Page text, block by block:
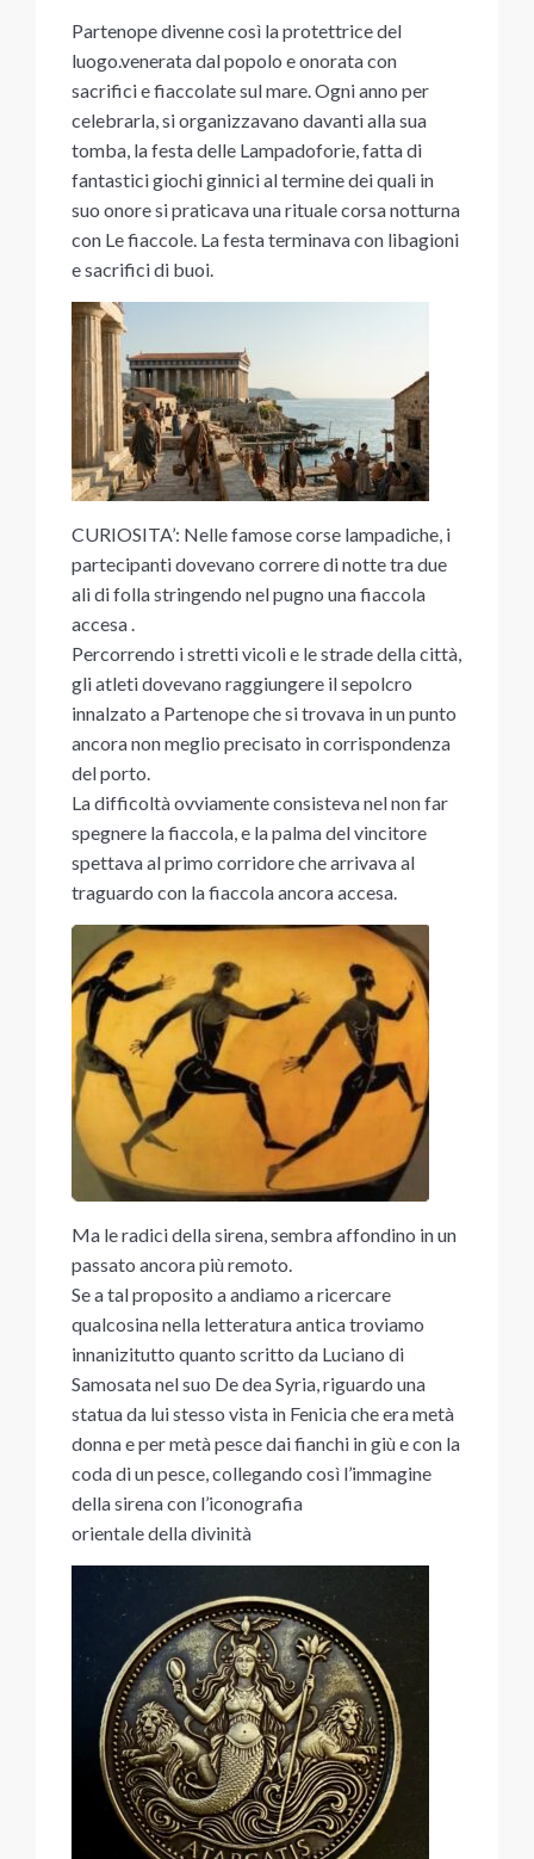
Partenope divenne così la protettrice del
luogo.venerata dal popolo e onorata con
sacrifici e fiaccolate sul mare. Ogni anno per
celebrarla, si organizzavano davanti alla sua
tomba, la festa delle Lampadoforie, fatta di
fantastici giochi ginnici al termine dei quali in
suo onore si praticava una rituale corsa notturna
con Le fiaccole. La festa terminava con libagioni
e sacrifici di buoi.
CURIOSITA’: Nelle famose corse lampadiche, i
partecipanti dovevano correre di notte tra due
ali di folla stringendo nel pugno una fiaccola
accesa .
Percorrendo i stretti vicoli e le strade della città,
gli atleti dovevano raggiungere il sepolcro
innalzato a Partenope che si trovava in un punto
ancora non meglio precisato in corrispondenza
del porto.
La difficoltà ovviamente consisteva nel non far
spegnere la fiaccola, e la palma del vincitore
spettava al primo corridore che arrivava al
traguardo con la fiaccola ancora accesa.
Ma le radici della sirena, sembra affondino in un
passato ancora più remoto.
Se a tal proposito a andiamo a ricercare
qualcosina nella letteratura antica troviamo
innanizitutto quanto scritto da Luciano di
Samosata nel suo De dea Syria, riguardo una
statua da lui stesso vista in Fenicia che era metà
donna e per metà pesce dai fianchi in giù e con la
coda di un pesce, collegando così l’immagine
della sirena con l’iconografia
orientale della divinità